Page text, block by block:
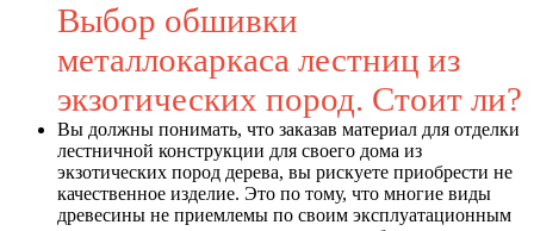
Выбор обшивки
металлокаркаса лестниц из
экзотических пород. Стоит ли?
Вы должны понимать, что заказав материал для отделки
лестничной конструкции для своего дома из
экзотических пород дерева, вы рискуете приобрести не
качественное изделие. Это по тому, что многие виды
древесины не приемлемы по своим эксплуатационным